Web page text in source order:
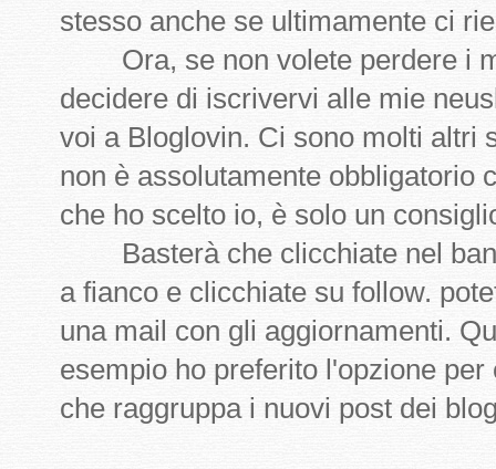
stesso anche se ultimamente ci
Ora, se non volete perdere i
decidere di iscrivervi alle mie
voi a Bloglovin. Ci sono molti altri
non è assolutamente obbligatorio
che ho scelto io, è solo un
Basterà che clicchiate nel
a fianco e clicchiate su follow.
una mail con gli aggiornamenti.
esempio ho preferito l'opzione
che raggruppa i nuovi post dei